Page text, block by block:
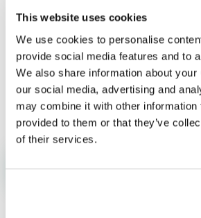
This website uses cookies
We use cookies to personalise
provide social media features and to
We also share information about
our social media, advertising and
may combine it with other information
provided to them or that they’ve
of their services.
Nombre* Correo